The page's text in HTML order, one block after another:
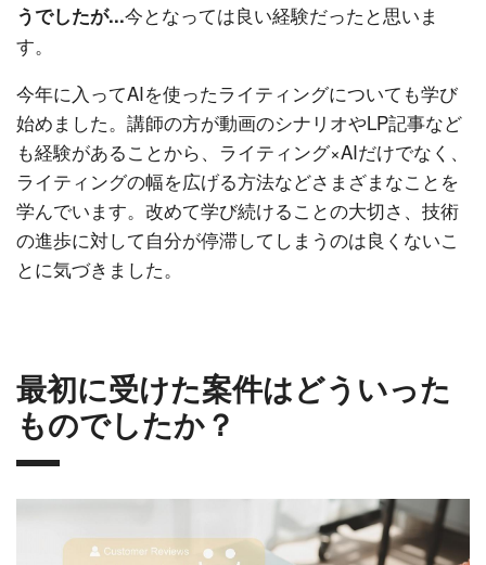
うでしたが...今となっては良い経験だったと思いま
す。
今年に入ってAIを使ったライティングについても学び
始めました。講師の方が動画のシナリオやLP記事など
も経験があることから、ライティング×AIだけでなく、
ライティングの幅を広げる方法などさまざまなことを
学んでいます。改めて学び続けることの大切さ、技術
の進歩に対して自分が停滞してしまうのは良くないこ
とに気づきました。
最初に受けた案件はどういった
ものでしたか？